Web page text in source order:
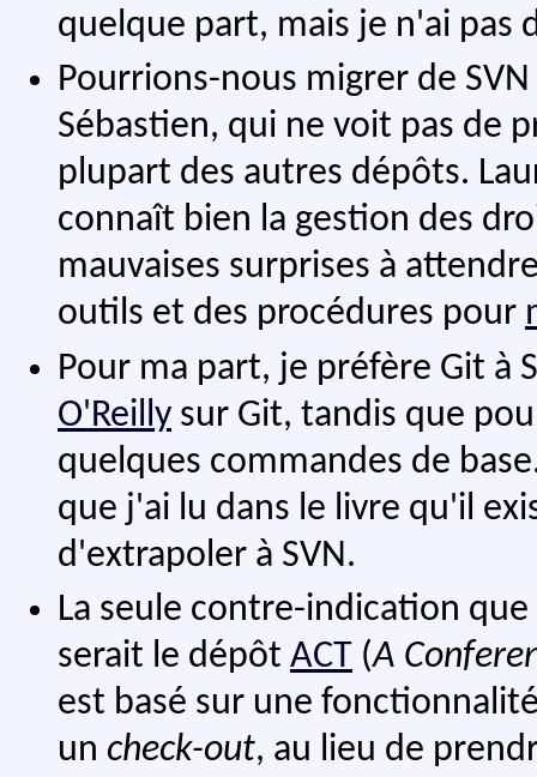
quelque part, mais je n'ai pas
Pourrions-nous migrer de
Sébastien, qui ne voit pas de
plupart des autres dépôts.
connaît bien la gestion des
mauvaises surprises à
outils et des procédures pour
Pour ma part, je préfère Git à
O'Reilly sur Git, tandis que
quelques commandes de
que j'ai lu dans le livre qu'il
d'extrapoler à SVN.
La seule contre-indication
serait le dépôt ACT (A
est basé sur une
un check-out, au lieu de